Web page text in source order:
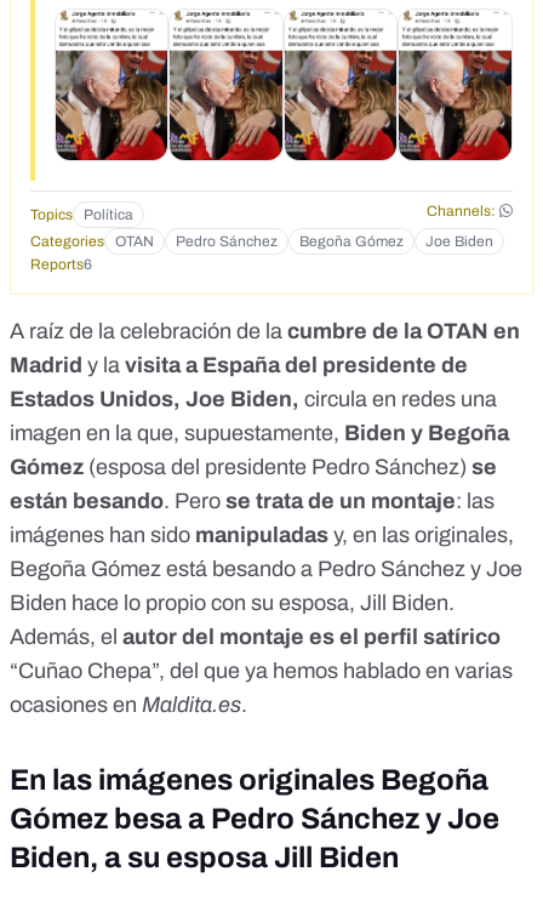
Topics Política
Channels:
Categories
OTAN Pedro Sánchez Begoña Gómez
Joe Biden
Reports6
A raíz de la celebración de la cumbre de la OTAN en
Madrid y la visita a España del presidente de
Estados Unidos, Joe Biden, circula en redes una
imagen en la que, supuestamente, Biden y Begoña
Gómez (esposa del presidente Pedro Sánchez) se
están besando. Pero se trata de un montaje: las
imágenes han sido manipuladas y, en las originales,
Begoña Gómez está besando a Pedro Sánchez y Joe
Biden hace lo propio con su esposa, Jill Biden.
Además, el autor del montaje es el perfil satírico
“Cuñao Chepa”, del que ya hemos hablado en varias
ocasiones en Maldita.es.
En las imágenes originales Begoña
Gómez besa a Pedro Sánchez y Joe
Biden, a su esposa Jill Biden